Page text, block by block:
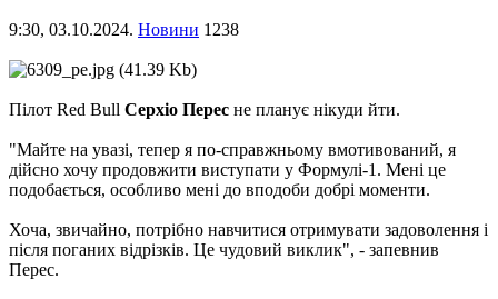
9:30, 03.10.2024. Новини 1238
Пілот Red Bull Серхіо Перес не планує нікуди йти.
"Майте на увазі, тепер я по-справжньому вмотивований, я
дійсно хочу продовжити виступати у Формулі-1. Мені це
подобається, особливо мені до вподоби добрі моменти.
Хоча, звичайно, потрібно навчитися отримувати задоволення і
після поганих відрізків. Це чудовий виклик", - запевнив
Перес.